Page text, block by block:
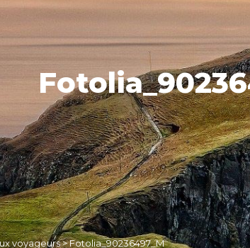
voyageurs>Fotolia_90236497_M